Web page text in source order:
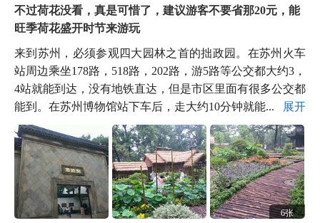
不过荷花没看，真是可惜了，建议游客不要省那20元，能
旺季荷花盛开时节来游玩
来到苏州，必须参观四大园林之首的拙政园。在苏州火车
站周边乘坐178路，518路，202路，游5路等公交都大约3，
4站就能到达，没有地铁直达，但是市区里面有很多公交都
能到。在苏州博物馆站下车后，走大约10分钟就能...
展开
6张